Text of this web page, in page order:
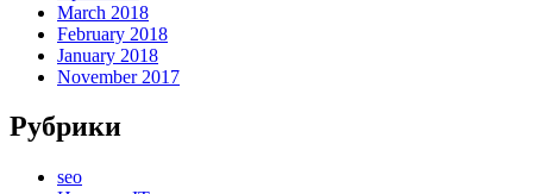
March 2018
February 2018
January 2018
November 2017
Рубрики
seo